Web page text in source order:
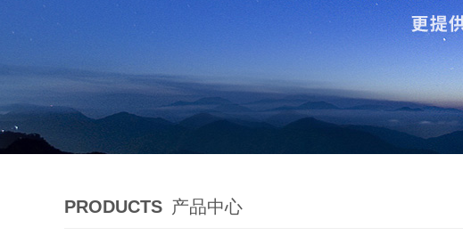
PRODUCTS 产品中心